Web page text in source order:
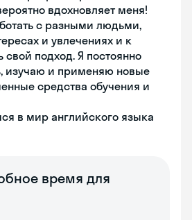
вдохновляет меня!
с разными людьми,
и увлечениях и к
подход. Я постоянно
изучаю и применяю новые
средства обучения и
в мир английского языка
время для